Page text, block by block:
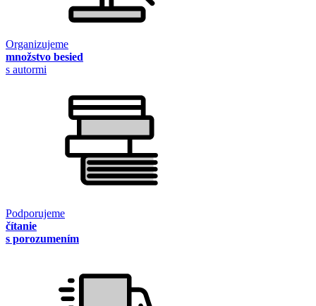
Organizujeme
množstvo besied
s autormi
Podporujeme
čítanie
s porozumením